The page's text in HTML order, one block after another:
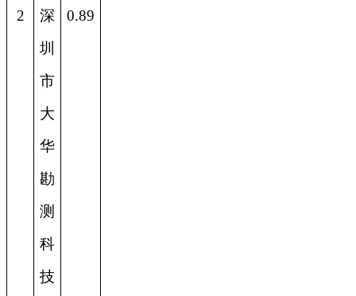
2
深
圳
市
大
华
勘
测
科
技
0.89